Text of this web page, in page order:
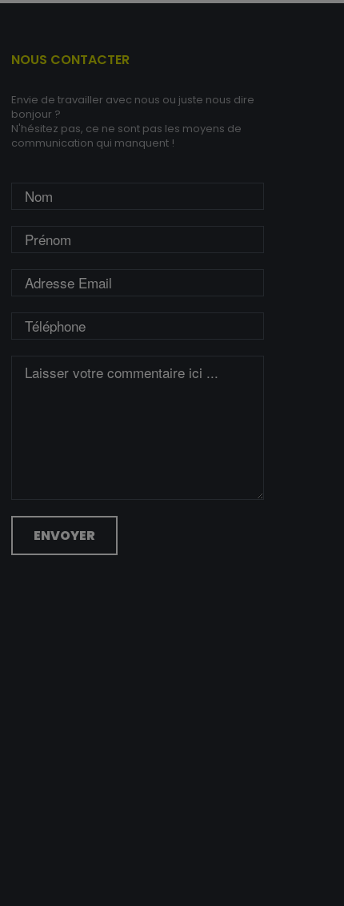
NOUS CONTACTER
Envie de travailler avec nous ou juste nous dire
bonjour ?
N'hésitez pas, ce ne sont pas les moyens de
communication qui manquent !
ENVOYER